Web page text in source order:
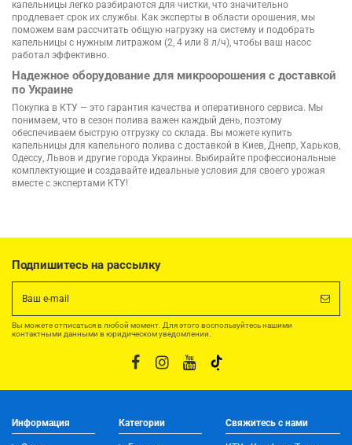
капельницы легко разбираются для чистки, что значительно
продлевает срок их службы. Как эксперты в области орошения, мы
поможем вам рассчитать общую нагрузку на систему и подобрать
капельницы с нужным литражом (2, 4 или 8 л/ч), чтобы ваш насос
работал эффективно.
Надежное оборудование для микроорошения с доставкой
по Украине
Покупка в КТУ — это гарантия качества и оперативного сервиса. Мы
понимаем, что в сезон полива важен каждый день, поэтому
обеспечиваем быструю отгрузку со склада. Вы можете купить
капельницы для капельного полива с доставкой в Киев, Днепр, Харьков,
Одессу, Львов и другие города Украины. Выбирайте профессиональные
комплектующие и создавайте идеальные условия для своего урожая
вместе с экспертами КТУ!
Подпишитесь на рассылку
Вы можете отписаться в любой момент. Для этого воспользуйтесь нашими
контактными данными в юридическом уведомлении.
Информация Категории Свяжитесь с нами